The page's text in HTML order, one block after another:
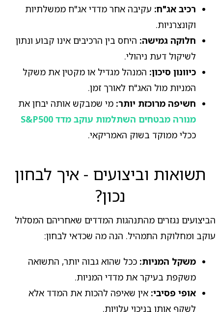
רכיב אג"ח: עקיבה אחר מדדי אג"ח ממשלתיות
וקונצרניות.
חלוקה גמישה: היחס בין הרכיבים אינו קבוע ונתון
לשיקול דעת ניהולי.
כיוונון סיכון: המנהל מגדיל או מקטין את משקל
המניות מול האג"ח לאורך זמן.
חשיפה מרוכזת יותר: מי שמבקש אותה יבחן את
מנורה מבטחים השתלמות עוקב מדד S&P500
ככלי ממוקד בשוק האמריקאי.
תשואות וביצועים - איך לבחון
נכון?
הביצועים נגזרים מהתנהגות המדדים שאחריהם המסלול
עוקב ומחלוקת התמהיל. הנה מה שכדאי לבחון:
משקל המניות: ככל שהוא גבוה יותר, התשואה
משקפת בעיקר את מדדי המניות.
אופי פסיבי: אין שאיפה להכות את המדד אלא
לשקף אותו בניכוי עלויות.